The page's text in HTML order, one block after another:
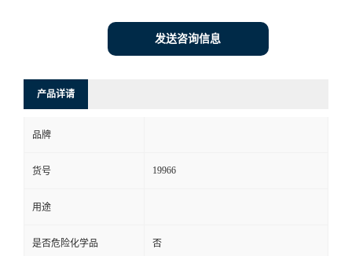
发送咨询信息
产品详请
品牌
货号 19966
用途
是否危险化学品 否